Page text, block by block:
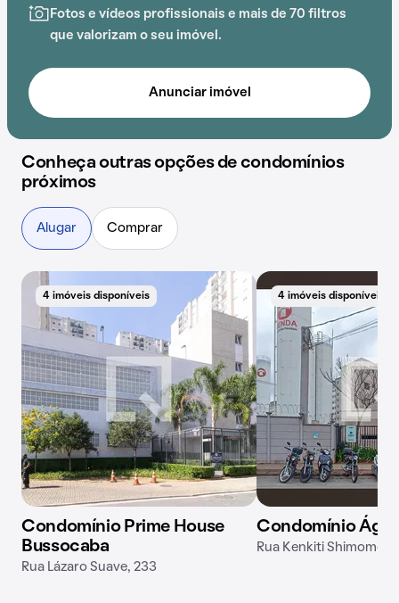
Fotos e vídeos profissionais e mais de 70 filtros
que valorizam o seu imóvel.
Anunciar imóvel
Conheça outras opções de condomínios
próximos
Alugar Comprar
4 imóveis disponíveis
Condomínio Prime House
Bussocaba
Rua Lázaro Suave, 233
4 imóveis disponíveis
Condomínio
Rua Kenkiti